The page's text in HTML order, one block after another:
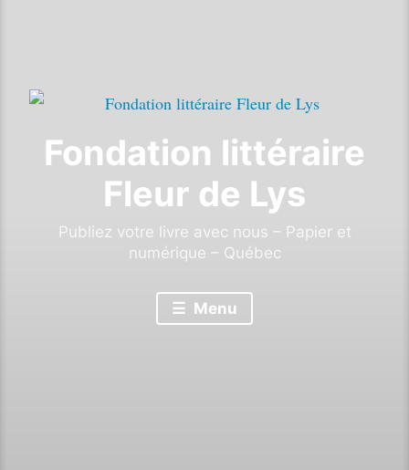
Fondation littéraire
Fleur de Lys
Publiez votre livre avec nous – Papier et
numérique – Québec
Menu